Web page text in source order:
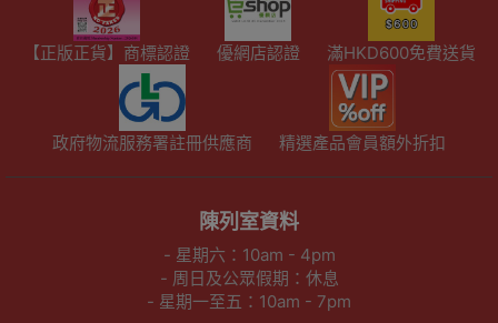
【正版正貨】商標認證 優網店認證 滿HKD600免費送貨
政府物流服務署註冊供應商 精選產品會員額外折扣
陳列室資料
- 星期六：10am - 4pm
- 周日及公眾假期：休息
- 星期一至五：10am - 7pm